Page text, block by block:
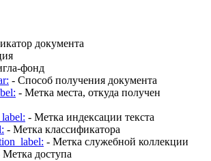
документа
фонд
- Способ получения документа
- Метка места, откуда получен
- Метка индексации текста
- Метка классификатора
- Метка служебной коллекции
Метка доступа